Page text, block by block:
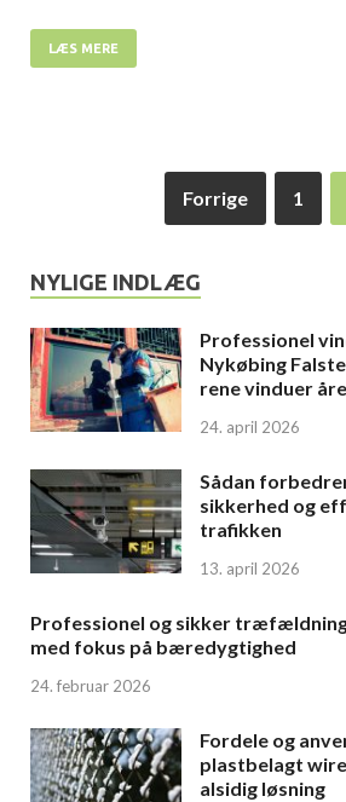
LÆS MERE
Forrige 1
NYLIGE INDLÆG
Professionel
Nykøbing
rene vinduer
24. april 2026
Sådan
sikkerhed og
trafikken
13. april 2026
Professionel og sikker
med fokus på bæredygtighed
24. februar 2026
Fordele og
plastbelagt
alsidig løsning